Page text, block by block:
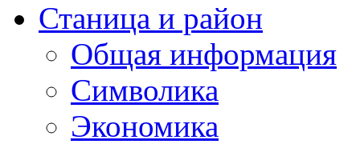
Станица и район
Общая информация
Символика
Экономика